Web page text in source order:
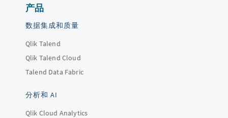
产品
数据集成和质量
Qlik Talend
Qlik Talend Cloud
Talend Data Fabric
分析和 AI
Qlik Cloud Analytics